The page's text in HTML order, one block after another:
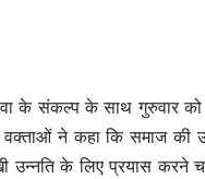
के संकल्प के साथ गुरुवार
ने कहा कि समाज की
उन्नति के लिए प्रयास करने